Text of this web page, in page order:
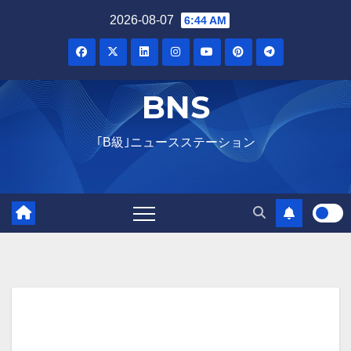
2026-08-07 6:44 AM
BNS
｢B級｣ニュースステーション